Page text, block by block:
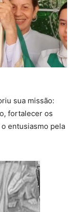
sua missão:
fortalecer os
entusiasmo pela